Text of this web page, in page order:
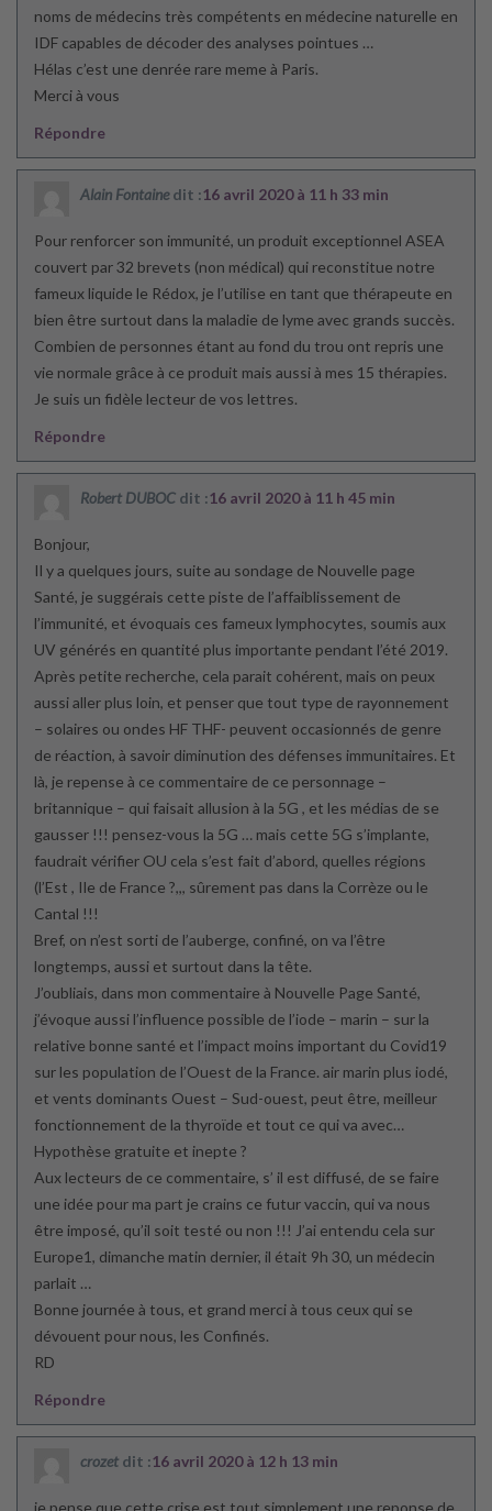
noms de médecins très compétents en médecine naturelle en
IDF capables de décoder des analyses pointues …
Hélas c’est une denrée rare meme à Paris.
Merci à vous
Répondre
Alain Fontaine dit :16 avril 2020 à 11 h 33 min
Pour renforcer son immunité, un produit exceptionnel ASEA
couvert par 32 brevets (non médical) qui reconstitue notre
fameux liquide le Rédox, je l’utilise en tant que thérapeute en
bien être surtout dans la maladie de lyme avec grands succès.
Combien de personnes étant au fond du trou ont repris une
vie normale grâce à ce produit mais aussi à mes 15 thérapies.
Je suis un fidèle lecteur de vos lettres.
Répondre
Robert DUBOC dit :16 avril 2020 à 11 h 45 min
Bonjour,
Il y a quelques jours, suite au sondage de Nouvelle page
Santé, je suggérais cette piste de l’affaiblissement de
l’immunité, et évoquais ces fameux lymphocytes, soumis aux
UV générés en quantité plus importante pendant l’été 2019.
Après petite recherche, cela parait cohérent, mais on peux
aussi aller plus loin, et penser que tout type de rayonnement
– solaires ou ondes HF THF- peuvent occasionnés de genre
de réaction, à savoir diminution des défenses immunitaires. Et
là, je repense à ce commentaire de ce personnage –
britannique – qui faisait allusion à la 5G , et les médias de se
gausser !!! pensez-vous la 5G … mais cette 5G s’implante,
faudrait vérifier OU cela s’est fait d’abord, quelles régions
(l’Est , Ile de France ?,,, sûrement pas dans la Corrèze ou le
Cantal !!!
Bref, on n’est sorti de l’auberge, confiné, on va l’être
longtemps, aussi et surtout dans la tête.
J’oubliais, dans mon commentaire à Nouvelle Page Santé,
j’évoque aussi l’influence possible de l’iode – marin – sur la
relative bonne santé et l’impact moins important du Covid19
sur les population de l’Ouest de la France. air marin plus iodé,
et vents dominants Ouest – Sud-ouest, peut être, meilleur
fonctionnement de la thyroïde et tout ce qui va avec…
Hypothèse gratuite et inepte ?
Aux lecteurs de ce commentaire, s’ il est diffusé, de se faire
une idée pour ma part je crains ce futur vaccin, qui va nous
être imposé, qu’il soit testé ou non !!! J’ai entendu cela sur
Europe1, dimanche matin dernier, il était 9h 30, un médecin
parlait …
Bonne journée à tous, et grand merci à tous ceux qui se
dévouent pour nous, les Confinés.
RD
Répondre
crozet dit :16 avril 2020 à 12 h 13 min
je pense que cette crise est tout simplement une reponse de